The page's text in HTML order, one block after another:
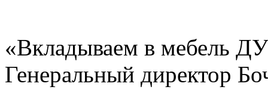
«Вкладываем в мебель
Генеральный директор